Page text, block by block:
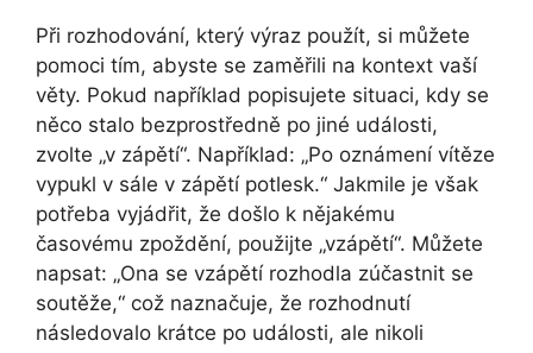
Při rozhodování, který výraz použít, si můžete
pomoci tím, abyste se zaměřili na kontext vaší
věty. Pokud například popisujete situaci, kdy se
něco stalo bezprostředně po jiné události,
zvolte „v zápětí“. Například: „Po oznámení vítěze
vypukl v sále v zápětí potlesk.“ Jakmile je však
potřeba vyjádřit, že došlo k nějakému
časovému zpoždění, použijte „vzápětí“. Můžete
napsat: „Ona se vzápětí rozhodla zúčastnit se
soutěže,“ což naznačuje, že rozhodnutí
následovalo krátce po události, ale nikoli